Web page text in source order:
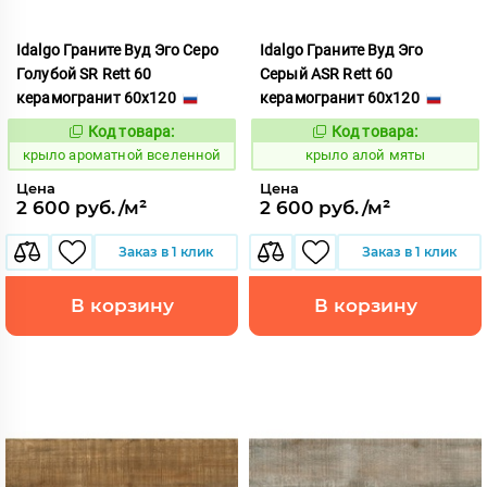
Idalgo Граните Вуд Эго Серо
Голубой SR Rett 60
керамогранит 60x120
828388
Код товара:
крыло ароматной вселенной
Цена
2 600 руб./м²
Заказ в 1 клик
В корзину
Idalgo Граните Вуд Эго
Серый ASR Rett 60
керамогранит 60x120
828306
Код товара:
крыло алой мяты
Цена
2 600 руб./м²
Заказ в 1 клик
В корзину